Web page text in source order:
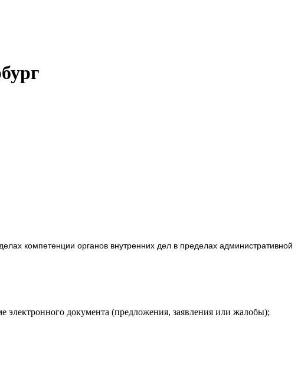
компетенции органов внутренних дел в пределах административной
документа (предложения, заявления или жалобы);